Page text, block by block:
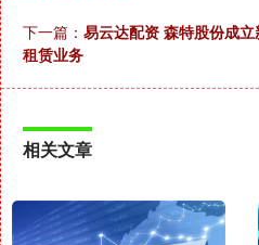
下一篇： 易云达配资 森特股份成
租赁业务
相关文章